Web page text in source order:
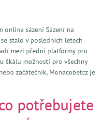
online sázení Sázení na
stalo v posledních letech
mezi přední platformy pro
škálu možností pro všechny
začátečník, Monacobetcz je
potřebujete